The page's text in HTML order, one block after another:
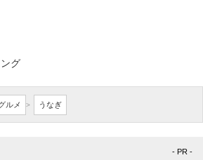
グ
ルメ > うなぎ
- PR -